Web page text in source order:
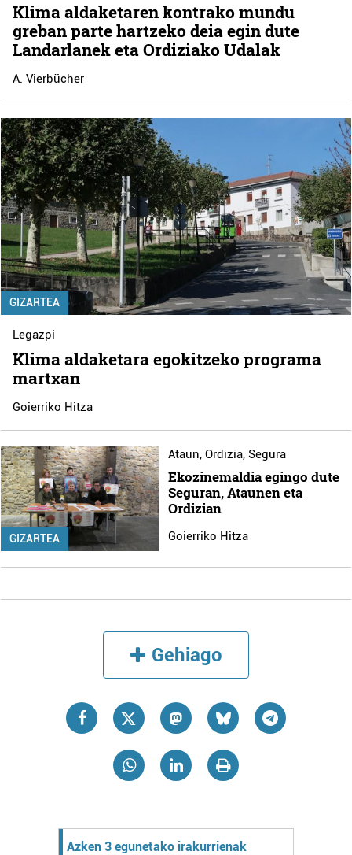
Klima aldaketaren kontrako mundu
greban parte hartzeko deia egin dute
Landarlanek eta Ordiziako Udalak
A. Vierbücher
GIZARTEA
Legazpi
Klima aldaketara egokitzeko programa
martxan
Goierriko Hitza
GIZARTEA
Ataun, Ordizia, Segura
Ekozinemaldia egingo dute
Seguran, Ataunen eta
Ordizian
Goierriko Hitza
Gehiago
Azken 3 egunetako irakurrienak